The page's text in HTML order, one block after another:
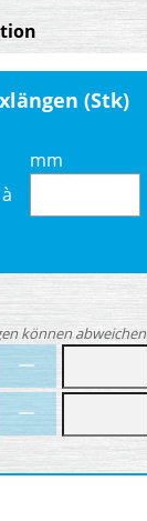
(Stk)
à
mm
können abweichen